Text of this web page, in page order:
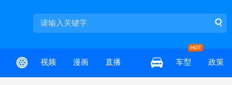
视频 漫画 直播 车型 政策